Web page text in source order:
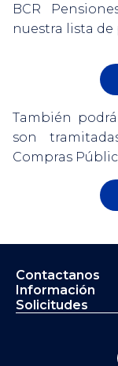
BCR
nuestra lista de
También
son
Compras
Contactanos
Información
Solicitudes